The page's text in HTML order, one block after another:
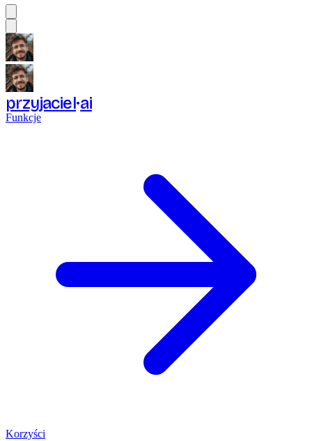
przyjaciel ai
Funkcje
Korzyści